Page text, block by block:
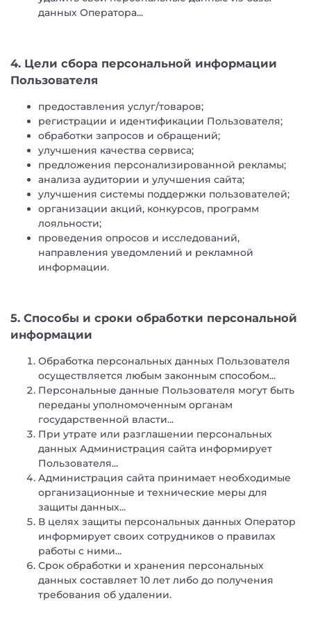
данных Оператора...
4. Цели сбора персональной информации
Пользователя
предоставления услуг/товаров;
регистрации и идентификации Пользователя;
обработки запросов и обращений;
улучшения качества сервиса;
предложения персонализированной рекламы;
анализа аудитории и улучшения сайта;
улучшения системы поддержки пользователей;
организации акций, конкурсов, программ
лояльности;
проведения опросов и исследований,
направления уведомлений и рекламной
информации.
5. Способы и сроки обработки персональной
информации
Обработка персональных данных Пользователя
осуществляется любым законным способом...
Персональные данные Пользователя могут быть
переданы уполномоченным органам
государственной власти...
При утрате или разглашении персональных
данных Администрация сайта информирует
Пользователя...
Администрация сайта принимает необходимые
организационные и технические меры для
защиты данных...
В целях защиты персональных данных Оператор
информирует своих сотрудников о правилах
работы с ними...
Срок обработки и хранения персональных
данных составляет 10 лет либо до получения
требования об удалении.